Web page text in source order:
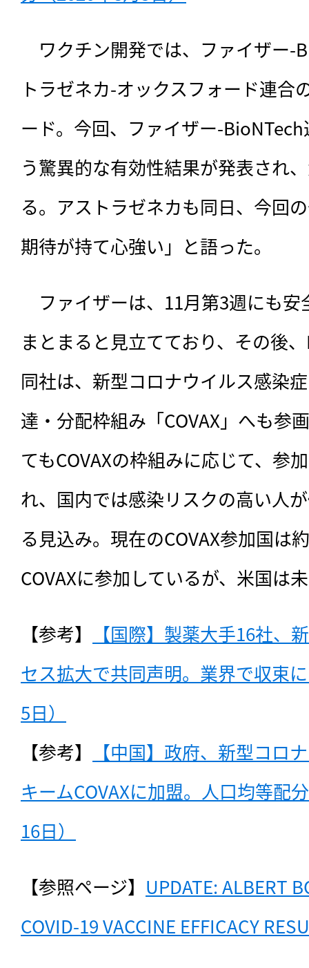
ワクチン開発では、ファイザー-
トラゼネカ-オックスフォード連合
ード。今回、ファイザー-
う驚異的な有効性結果が発表され
る。アストラゼネカも同日、今回
期待が持て心強い」と語った。
ファイザーは、11月第3週にも安
まとまると見立てており、その後
同社は、新型コロナウイルス感染
達・分配枠組み「COVAX」へも参
てもCOVAXの枠組みに応じて、参
れ、国内では感染リスクの高い人
る見込み。現在のCOVAX参加国は
COVAXに参加しているが、米国は
【参考】
【国際】製薬大手16社、
セス拡大で共同声明。業界で収束
5日）
【参考】
【中国】政府、新型コロ
キームCOVAXに加盟。人口均等配
16日）
【参照ページ】 UPDATE: ALBERT
COVID-19 VACCINE EFFICACY